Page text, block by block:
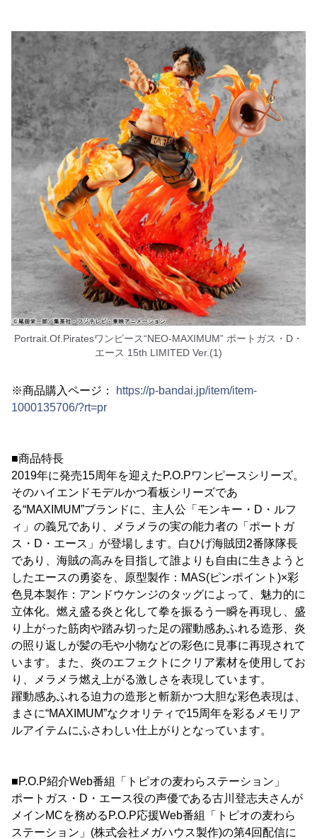
Portrait.Of.Piratesワンピース“NEO-MAXIMUM” ポートガス・D・
エース 15th LIMITED Ver.(1)
※商品購入ページ：
https://p-bandai.jp/item/item-
1000135706/?rt=pr
■商品特長
2019年に発売15周年を迎えたP.O.Pワンピースシリーズ。
そのハイエンドモデルかつ看板シリーズであ
る“MAXIMUM”ブランドに、主人公「モンキー・D・ルフ
ィ」の義兄であり、メラメラの実の能力者の「ポートガ
ス・D・エース」が登場します。白ひげ海賊団2番隊隊長
であり、海賊の高みを目指して誰よりも自由に生きようと
したエースの勇姿を、原型製作：MAS(ピンポイント)×彩
色見本製作：アンドウケンジのタッグによって、魅力的に
立体化。燃え盛る炎と化して拳を振るう一瞬を再現し、盛
り上がった筋肉や踏み切った足の躍動感あふれる造形、炎
の照り返しが髪の毛や小物などの彩色に見事に再現されて
います。また、炎のエフェクトにクリア素材を使用してお
り、メラメラ燃え上がる激しさを表現しています。
躍動感あふれる迫力の造形と斬新かつ大胆な彩色表現は、
まさに“MAXIMUM”なクオリティで15周年を彩るメモリア
ルアイテムにふさわしい仕上がりとなっています。
■P.O.P紹介Web番組「トピオの麦わらステーション」
ポートガス・D・エース役の声優である古川登志夫さんが
メインMCを務めるP.O.P応援Web番組「トピオの麦わら
ステーション」(株式会社メガハウス製作)の第4回配信に